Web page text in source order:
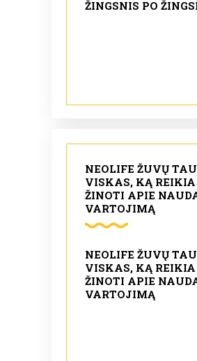
ŽINGSNIS PO
NEOLIFE ŽUVŲ
VISKAS, KĄ REIKIA
ŽINOTI APIE
VARTOJIMĄ
NEOLIFE ŽUVŲ
VISKAS, KĄ REIKIA
ŽINOTI APIE
VARTOJIMĄ